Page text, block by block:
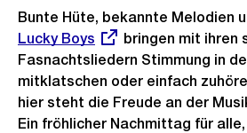
Bunte Hüte, bekannte Melodien
Lucky Boys
bringen mit ihren
Fasnachtsliedern Stimmung in
mitklatschen oder einfach
hier steht die Freude an der
Ein fröhlicher Nachmittag für